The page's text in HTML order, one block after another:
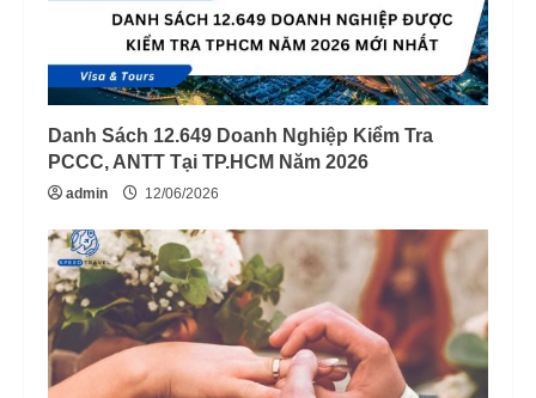
Danh Sách 12.649 Doanh Nghiệp Kiểm Tra
PCCC, ANTT Tại TP.HCM Năm 2026
admin 12/06/2026